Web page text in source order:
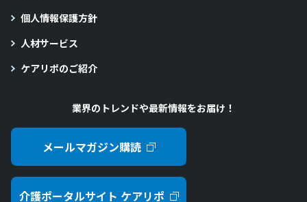
個人情報保護方針
人材サービス
ケアリポのご紹介
業界のトレンドや最新情報をお届け！
メールマガジン購読
介護ポータルサイト ケアリポ